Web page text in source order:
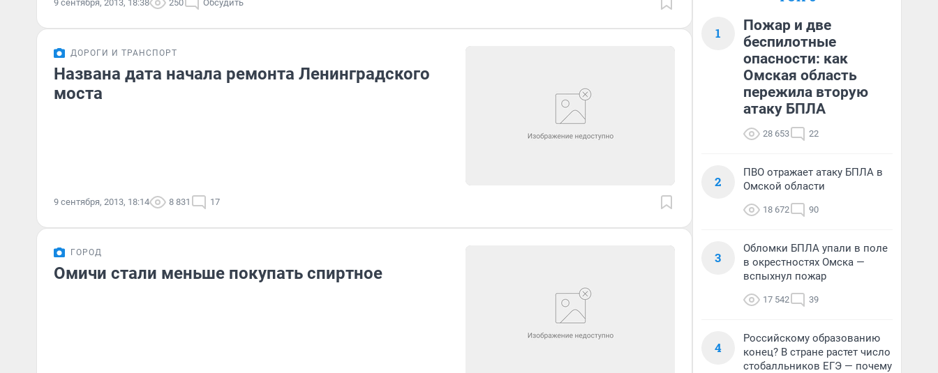
9 сентября, 2013, 18:38 250 Обсудить
ДОРОГИ И ТРАНСПОРТ
Названа дата начала ремонта Ленинградского
моста
9 сентября, 2013, 18:14 8 831 17
ГОРОД
Омичи стали меньше покупать спиртное
1
Пожар и две
беспилотные
опасности: как
Омская область
пережила вторую
атаку БПЛА
28 653 22
2
ПВО отражает атаку БПЛА в
Омской области
18 672 90
3
Обломки БПЛА упали в поле
в окрестностях Омска —
вспыхнул пожар
17 542 39
4
Российскому образованию
конец? В стране растет число
стобалльников ЕГЭ — почему